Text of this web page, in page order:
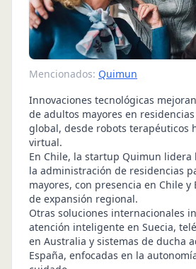
Mencionados: Quimun
Innovaciones tecnológicas
de adultos mayores en
global, desde robots terapéuticos
virtual.
En Chile, la startup Quimun
la administración de residencias
mayores, con presencia en Chile y
de expansión regional.
Otras soluciones internacionales
atención inteligente en Suecia,
en Australia y sistemas de ducha
España, enfocadas en la